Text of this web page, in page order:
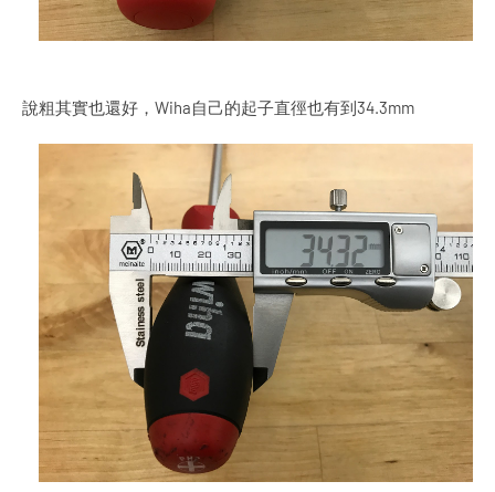
說粗其實也還好，Wiha自己的起子直徑也有到34.3mm